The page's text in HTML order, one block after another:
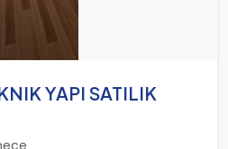
YAPI SATILIK